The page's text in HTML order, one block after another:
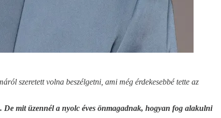
szeretett volna beszélgetni, ami még érdekesebbé tette az
mit üzennél a nyolc éves önmagadnak, hogyan fog alakulni